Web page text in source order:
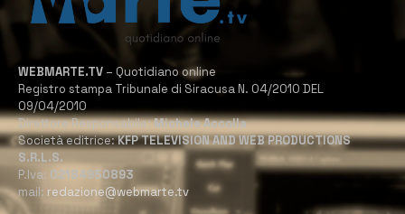
WEBMARTE.TV – Quotidiano online
Registro stampa Tribunale di Siracusa N. 04/2010 DEL
09/04/2010
Direttore Responsabile:Michele Accolla
Società editrice:KFP TELEVISION AND WEB PRODUCTIONS
S.R.L.S.
P.Iva: 02184950893
mail: redazione@webmarte.tv